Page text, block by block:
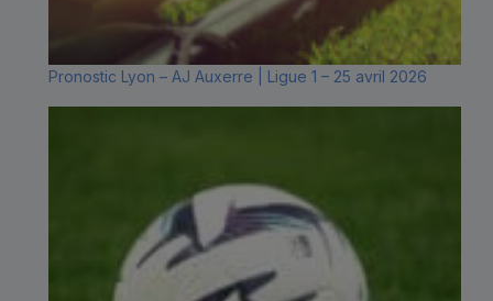
Pronostic Lyon – AJ Auxerre | Ligue 1 – 25 avril 2026